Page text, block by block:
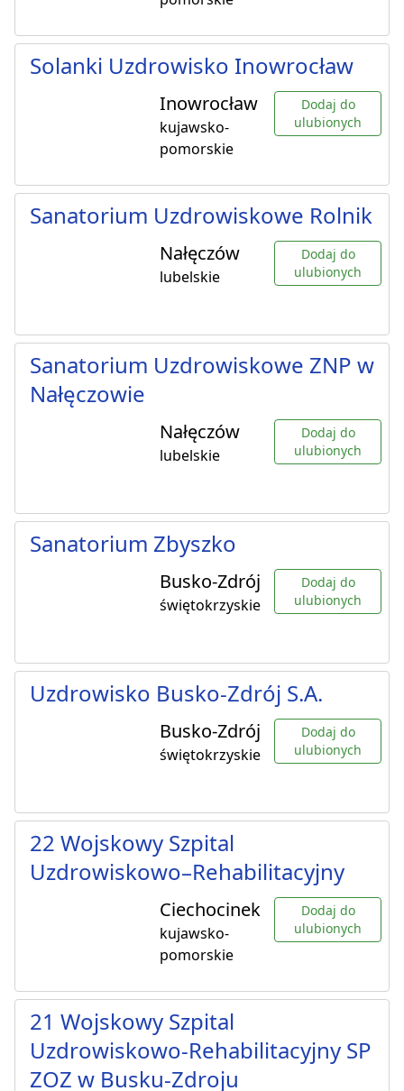
Solanki Uzdrowisko Inowrocław
Inowrocław
kujawsko-
pomorskie
Dodaj do
ulubionych
Sanatorium Uzdrowiskowe Rolnik
Nałęczów
lubelskie
Dodaj do
ulubionych
Sanatorium Uzdrowiskowe ZNP w
Nałęczowie
Nałęczów
lubelskie
Dodaj do
ulubionych
Sanatorium Zbyszko
Busko-Zdrój
świętokrzyskie
Dodaj do
ulubionych
Uzdrowisko Busko-Zdrój S.A.
Busko-Zdrój
świętokrzyskie
Dodaj do
ulubionych
22 Wojskowy Szpital
Uzdrowiskowo–Rehabilitacyjny
Ciechocinek
kujawsko-
pomorskie
Dodaj do
ulubionych
21 Wojskowy Szpital
Uzdrowiskowo-Rehabilitacyjny SP
ZOZ w Busku-Zdroju